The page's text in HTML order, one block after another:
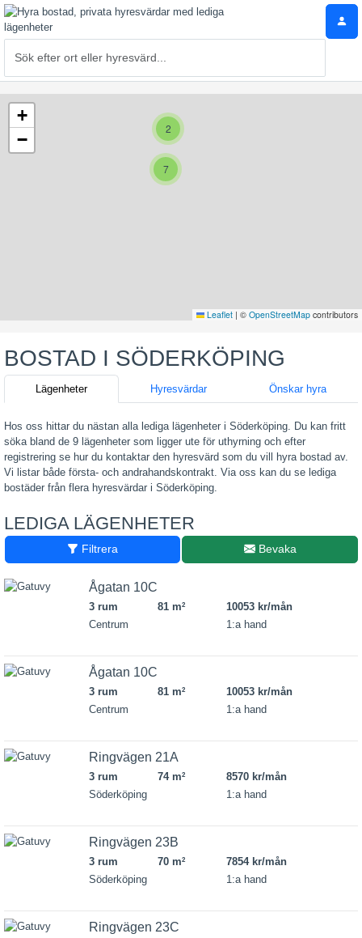
2
7
+
−
Leaflet | © OpenStreetMap contributors
BOSTAD I SÖDERKÖPING
Lägenheter Hyresvärdar Önskar hyra
Hos oss hittar du nästan alla lediga lägenheter i Söderköping. Du kan fritt
söka bland de 9 lägenheter som ligger ute för uthyrning och efter
registrering se hur du kontaktar den hyresvärd som du vill hyra bostad av.
Vi listar både första- och andrahandskontrakt. Via oss kan du se lediga
bostäder från flera hyresvärdar i Söderköping.
LEDIGA LÄGENHETER
Filtrera Bevaka
Ågatan 10C
3 rum 81 m2
10053 kr/mån
Centrum
1:a hand
Ågatan 10C
3 rum 81 m2
10053 kr/mån
Centrum
1:a hand
Ringvägen 21A
3 rum 74 m2
8570 kr/mån
Söderköping
1:a hand
Ringvägen 23B
3 rum 70 m2
7854 kr/mån
Söderköping
1:a hand
Ringvägen 23C